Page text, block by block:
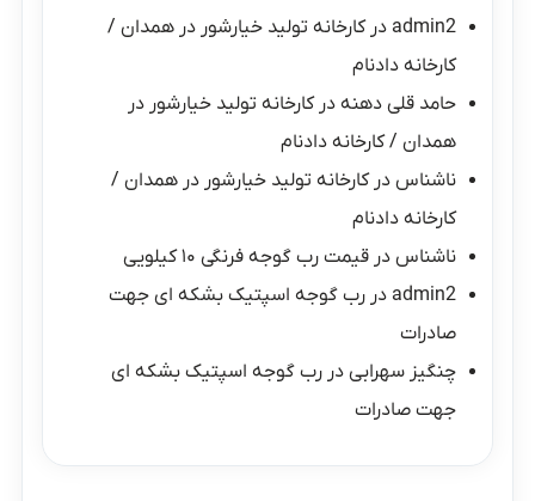
admin2 درکارخانه تولید خیارشور در همدان /
کارخانه دادنام
حامد قلی دهنه درکارخانه تولید خیارشور در
همدان / کارخانه دادنام
ناشناس درکارخانه تولید خیارشور در همدان /
کارخانه دادنام
ناشناس درقیمت رب گوجه فرنگی ۱۰ کیلویی
admin2 دررب گوجه اسپتیک بشکه ای جهت
صادرات
چنگیز سهرابی دررب گوجه اسپتیک بشکه ای
جهت صادرات